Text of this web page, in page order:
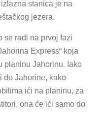
izlazna stanica je na
jezera.
se radi na prvoj fazi
Express“ koja
planinu Jahorinu. Iako
do Jahorine, kako
ići na planinu, za
ona će ići samo do